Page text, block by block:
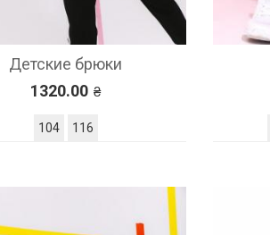
Детские брюки
1320.00
104 116